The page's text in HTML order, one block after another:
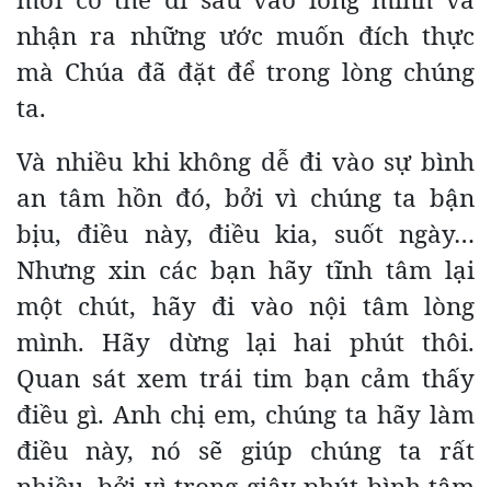
nhận ra những ước muốn đích thực
mà Chúa đã đặt để trong lòng chúng
ta.
Và nhiều khi không dễ đi vào sự bình
an tâm hồn đó, bởi vì chúng ta bận
bịu, điều này, điều kia, suốt ngày…
Nhưng xin các bạn hãy tĩnh tâm lại
một chút, hãy đi vào nội tâm lòng
mình. Hãy dừng lại hai phút thôi.
Quan sát xem trái tim bạn cảm thấy
điều gì. Anh chị em, chúng ta hãy làm
điều này, nó sẽ giúp chúng ta rất